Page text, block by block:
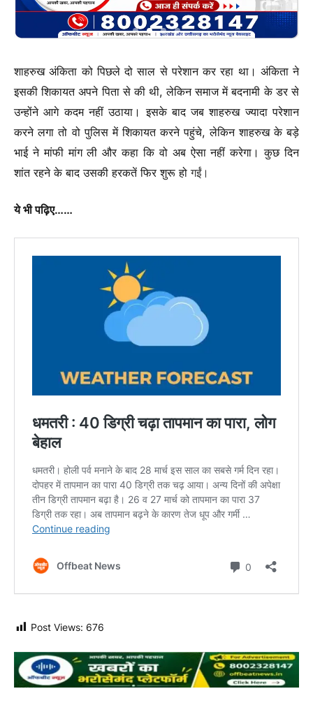
शाहरुख अंकिता को पिछले दो साल से परेशान कर रहा था। अंकिता ने
इसकी शिकायत अपने पिता से की थी, लेकिन समाज में बदनामी के डर से
उन्होंने आगे कदम नहीं उठाया। इसके बाद जब शाहरुख ज्यादा परेशान
करने लगा तो वो पुलिस में शिकायत करने पहुंचे, लेकिन शाहरुख के बड़े
भाई ने मांफी मांग ली और कहा कि वो अब ऐसा नहीं करेगा। कुछ दिन
शांत रहने के बाद उसकी हरकतें फिर शुरू हो गईं।
ये भी पढ़िए……
Post Views: 676